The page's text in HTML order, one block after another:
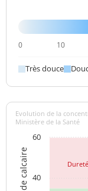
Saveur (qualitatif)
Titre alcalimétrique
complet
Température de
Température de
0 10
Très douce
Evolution de la
Ministère de la Santé
40
60